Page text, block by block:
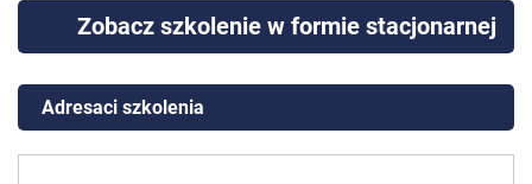
Zobacz szkolenie w formie stacjonarnej
Adresaci szkolenia